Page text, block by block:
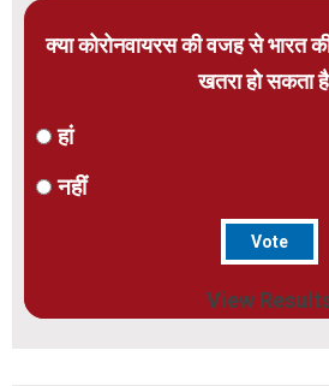
क्या कोरोनवायरस की वजह से भारत
खतरा हो सकता
हां
नहीं
View